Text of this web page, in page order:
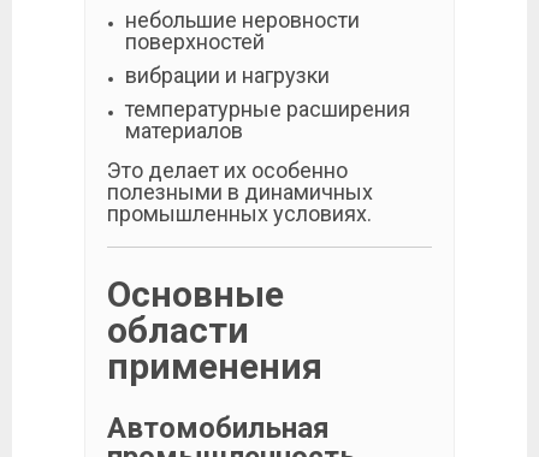
небольшие неровности
поверхностей
вибрации и нагрузки
температурные расширения
материалов
Это делает их особенно
полезными в динамичных
промышленных условиях.
Основные
области
применения
Автомобильная